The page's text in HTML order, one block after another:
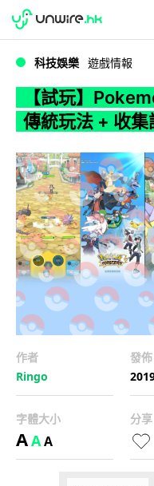
WWDC 2026
科技娛樂 遊戲情報
【試玩】
傳統玩法 + 收集
作者
Ringo
發
字體大小
AAA
分享